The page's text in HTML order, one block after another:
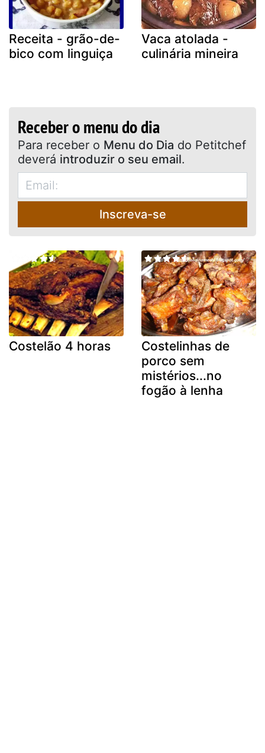
Receita - grão-de-
bico com linguiça
Vaca atolada -
culinária mineira
Receber o menu do dia
Para receber o Menu do Dia do Petitchef
deverá introduzir o seu email.
Inscreva-se
Costelão 4 horas
Costelinhas de
porco sem
mistérios...no
fogão à lenha